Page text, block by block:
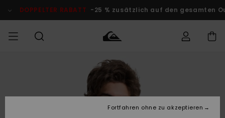
Produktinformation
DOPPELTER RABATT -25 % zusätzlich auf den gesamten
Kleidung
Accessoires
JUNGEN
Kleidung
Accessoires
Shop
Brandneu
Surf Shop
Männer
Snow Shop
Männer
Outlet
Herren
Auf meine
Bestellung
zugreifen
VersandFortfahren ohne zu akzeptieren